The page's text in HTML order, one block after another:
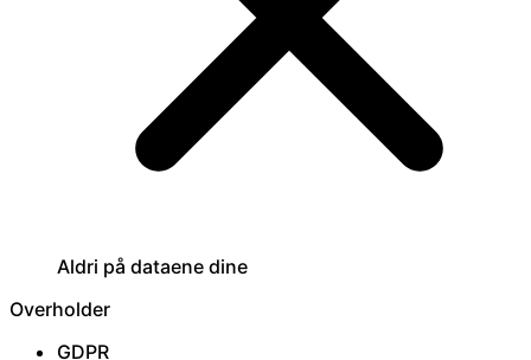
Aldri på dataene dine
Overholder
GDPR